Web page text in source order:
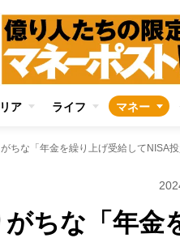
ア ライフ マネー
ちな「年金を繰り上げ受給してNISA
ちな「年金